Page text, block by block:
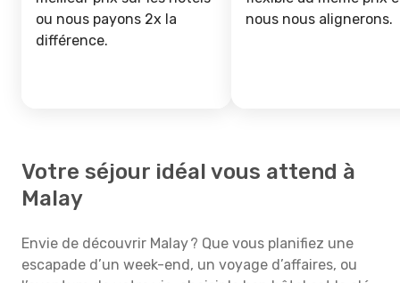
ou nous payons 2x la
différence.
nous nous alignerons.
Votre séjour idéal vous attend à
Malay
Envie de découvrir Malay ? Que vous planifiez une
escapade d’un week-end, un voyage d’affaires, ou